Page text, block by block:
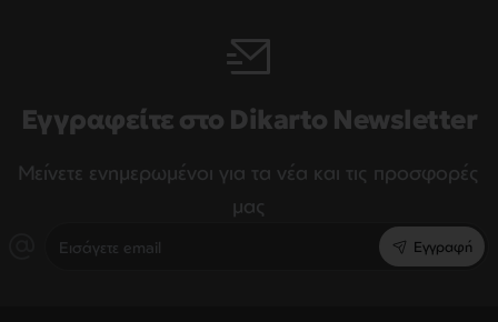
Εγγραφείτε στο Dikarto Newsletter
Μείνετε ενημερωμένοι για τα νέα και τις προσφορές
μας
email
Εγγραφή